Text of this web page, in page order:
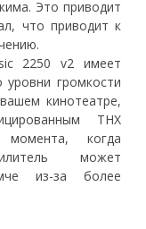
Это приводит
что приводит к
2250 v2 имеет
громкости
кинотеатре,
THX
когда
может
из-за более